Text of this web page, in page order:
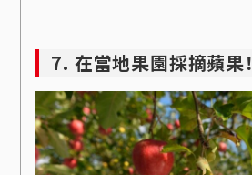
7. 在當地果園採摘蘋果！